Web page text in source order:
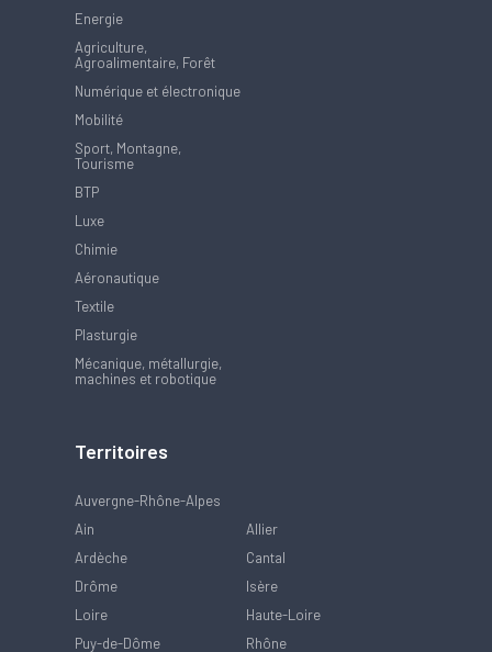
Energie
Agriculture,
Agroalimentaire, Forêt
Numérique et électronique
Mobilité
Sport, Montagne,
Tourisme
BTP
Luxe
Chimie
Aéronautique
Textile
Plasturgie
Mécanique, métallurgie,
machines et robotique
Territoires
Auvergne-Rhône-Alpes
Ain
Allier
Ardèche
Cantal
Drôme
Isère
Loire
Haute-Loire
Puy-de-Dôme
Rhône